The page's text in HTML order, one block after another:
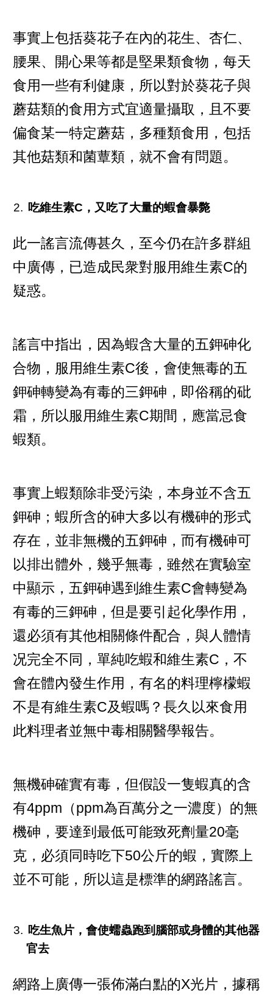
事實上包括葵花子在內的花生、杏仁、
腰果、開心果等都是堅果類食物，每天
食用一些有利健康，所以對於葵花子與
蘑菇類的食用方式宜適量攝取，且不要
偏食某一特定蘑菇，多種類食用，包括
其他菇類和菌蕈類，就不會有問題。
吃維生素C，又吃了大量的蝦會暴斃
此一謠言流傳甚久，至今仍在許多群組
中廣傳，已造成民衆對服用維生素C的
疑惑。
謠言中指出，因為蝦含大量的五鉀砷化
合物，服用維生素C後，會使無毒的五
鉀砷轉變為有毒的三鉀砷，即俗稱的砒
霜，所以服用維生素C期間，應當忌食
蝦類。
事實上蝦類除非受污染，本身並不含五
鉀砷；蝦所含的砷大多以有機砷的形式
存在，並非無機的五鉀砷，而有機砷可
以排出體外，幾乎無毒，雖然在實驗室
中顯示，五鉀砷遇到維生素C會轉變為
有毒的三鉀砷，但是要引起化學作用，
還必須有其他相關條件配合，與人體情
况完全不同，單純吃蝦和維生素C，不
會在體內發生作用，有名的料理檸檬蝦
不是有維生素C及蝦嗎？長久以來食用
此料理者並無中毒相關醫學報告。
無機砷確實有毒，但假設一隻蝦真的含
有4ppm（ppm為百萬分之一濃度）的無
機砷，要達到最低可能致死劑量20毫
克，必須同時吃下50公斤的蝦，實際上
並不可能，所以這是標準的網路謠言。
吃生魚片，會使蠕蟲跑到腦部或身體的其他器
官去
網路上廣傳一張佈滿白點的X光片，據稱